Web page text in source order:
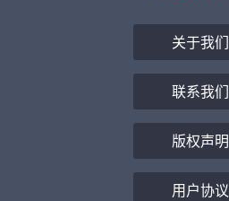
关于我们
联系我们
版权声明
用户协议